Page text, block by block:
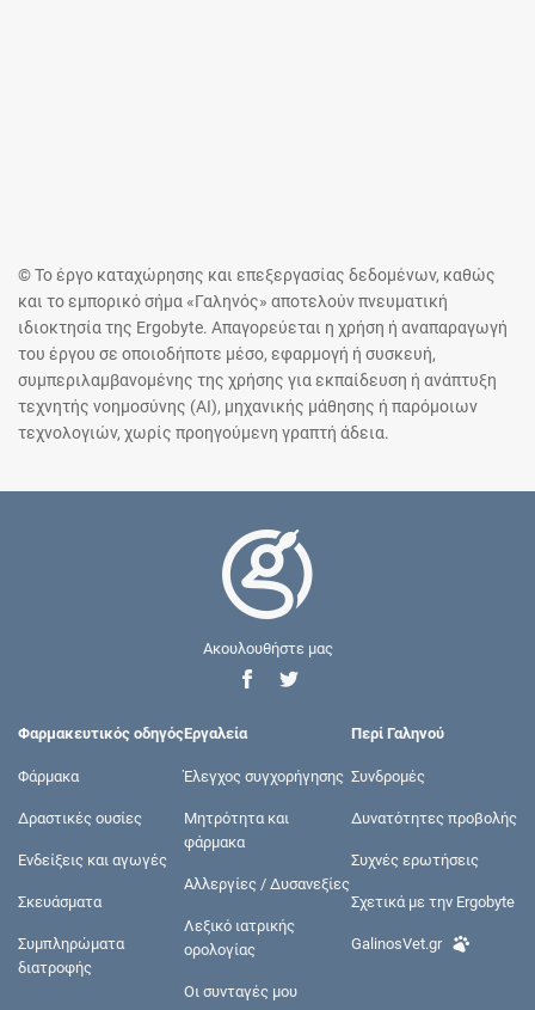
© Το έργο καταχώρησης και επεξεργασίας δεδομένων, καθώς
και το εμπορικό σήμα «Γαληνός» αποτελούν πνευματική
ιδιοκτησία της Ergobyte. Απαγορεύεται η χρήση ή αναπαραγωγή
του έργου σε οποιοδήποτε μέσο, εφαρμογή ή συσκευή,
συμπεριλαμβανομένης της χρήσης για εκπαίδευση ή ανάπτυξη
τεχνητής νοημοσύνης (AI), μηχανικής μάθησης ή παρόμοιων
τεχνολογιών, χωρίς προηγούμενη γραπτή άδεια.
Ακουλουθήστε μας
Φαρμακευτικός οδηγός
Φάρμακα
Δραστικές ουσίες
Ενδείξεις και αγωγές
Σκευάσματα
Συμπληρώματα
διατροφής
Εργαλεία
Έλεγχος συγχορήγησης
Μητρότητα και
φάρμακα
Αλλεργίες / Δυσανεξίες
Λεξικό ιατρικής
ορολογίας
Οι συνταγές μου
Περί Γαληνού
Συνδρομές
Δυνατότητες προβολής
Συχνές ερωτήσεις
Σχετικά με την Ergobyte
GalinosVet.gr